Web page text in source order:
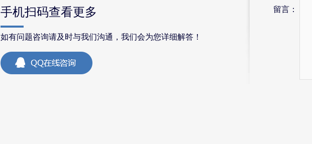
手机扫码查看更多
如有问题咨询请及时与我们沟通，我们会为您详细解答！
留言：